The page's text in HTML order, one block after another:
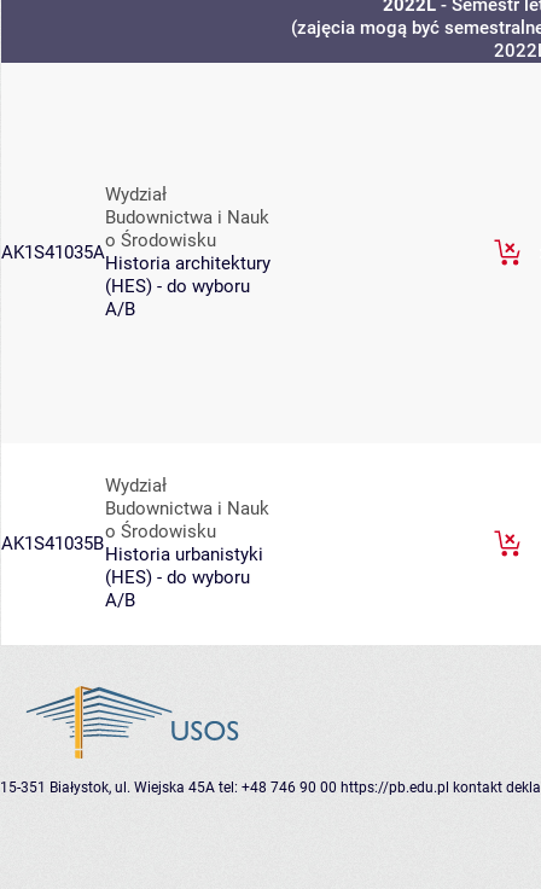
2022L - Semestr
(zajęcia mogą być
AK1S41035A
Wydział
Budownictwa i Nauk
o Środowisku
Historia architektury
(HES) - do wyboru
A/B
AK1S41035B
Wydział
Budownictwa i Nauk
o Środowisku
Historia urbanistyki
(HES) - do wyboru
A/B
15-351 Białystok, ul. Wiejska 45A tel: +48 746 90 00 https://pb.edu.pl kontakt